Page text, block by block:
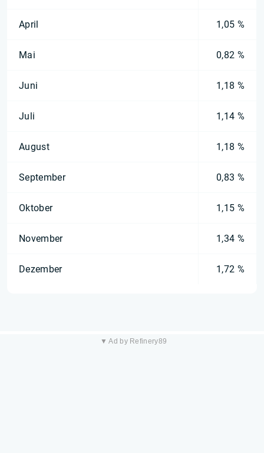
April 1,05 %
Mai 0,82 %
Juni 1,18 %
Juli 1,14 %
August 1,18 %
September 0,83 %
Oktober 1,15 %
November 1,34 %
Dezember 1,72 %
▼ Ad by Refinery89